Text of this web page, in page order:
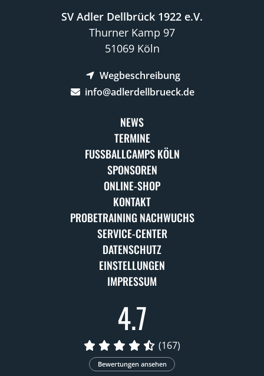
SV Adler Dellbrück 1922 e.V.
Thurner Kamp 97
51069 Köln
Wegbeschreibung
info@adlerdellbrueck.de
NEWS
TERMINE
FUSSBALLCAMPS KÖLN
SPONSOREN
ONLINE-SHOP
KONTAKT
PROBETRAINING NACHWUCHS
SERVICE-CENTER
DATENSCHUTZ
EINSTELLUNGEN
IMPRESSUM
4.7
(167)
Bewertungen ansehen